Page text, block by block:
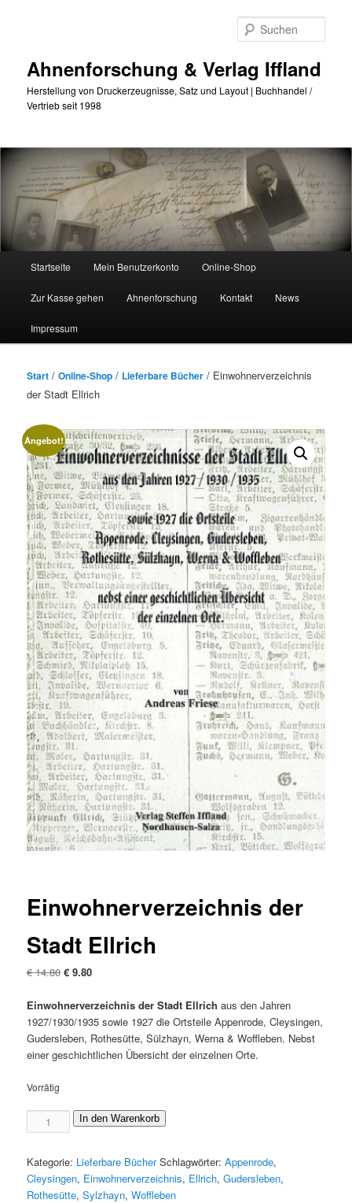
Ahnenforschung & Verlag Iffland
Herstellung von Druckerzeugnisse, Satz und Layout | Buchhandel /
Vertrieb seit 1998
Startseite Mein Benutzerkonto Online-Shop
Zur Kasse gehen Ahnenforschung Kontakt News
Impressum
Start /Online-Shop / Lieferbare Bücher / Einwohnerverzeichnis
der Stadt Ellrich
Angebot!
Einwohnerverzeichnis der
Stadt Ellrich
€14.80 Ursprünglicher
war:
€ 14.80
€ 9.80Aktueller
ist:
€ 9.80.
Einwohnerverzeichnis der Stadt Ellrich aus den Jahren
1927/1930/1935 sowie 1927 die Ortsteile Appenrode, Cleysingen,
Gudersleben, Rothesütte, Sülzhayn, Werna & Woffleben. Nebst
einer geschichtlichen Übersicht der einzelnen Orte.
Vorrätig
Einwohnerverzeichnis
der
Ellrich
Menge
In den Warenkorb
Kategorie: Lieferbare Bücher Schlagwörter:Appenrode,
Cleysingen, Einwohnerverzeichnis, Ellrich,Gudersleben,
Rothesütte,Sylzhayn,Woffleben